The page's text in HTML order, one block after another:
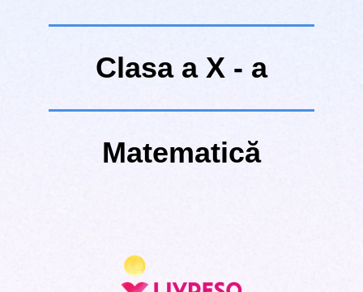
Clasa a X - a
Matematică